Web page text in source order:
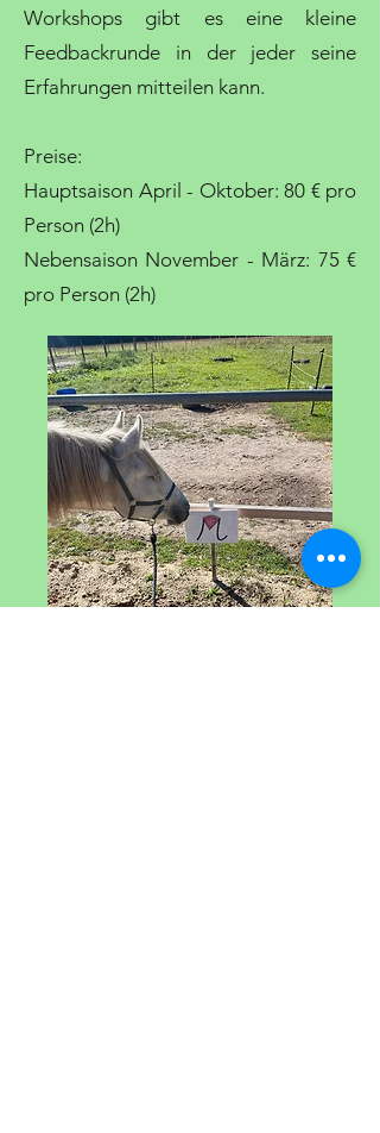
Workshops gibt es eine kleine
Feedbackrunde in der jeder seine
Erfahrungen mitteilen kann.
Preise:
Hauptsaison April - Oktober: 80 € pro
Person (2h)
Nebensaison November - März: 75 €
pro Person (2h)